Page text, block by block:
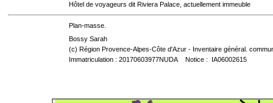
Hôtel de voyageurs dit Riviera Palace, actuellement immeuble
Plan-masse.
Bossy Sarah
(c) Région Provence-Alpes-Côte d'Azur - Inventaire général.
Immatriculation : 20170603977NUDA Notice : IA06002615